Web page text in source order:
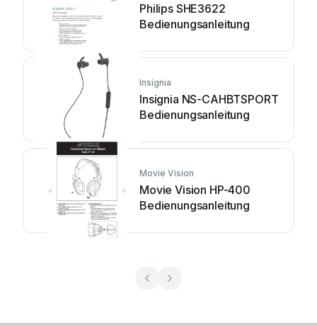
Philips SHE3622
Bedienungsanleitung
Insignia
Insignia NS-CAHBTSPORT
Bedienungsanleitung
Movie Vision
Movie Vision HP-400
Bedienungsanleitung